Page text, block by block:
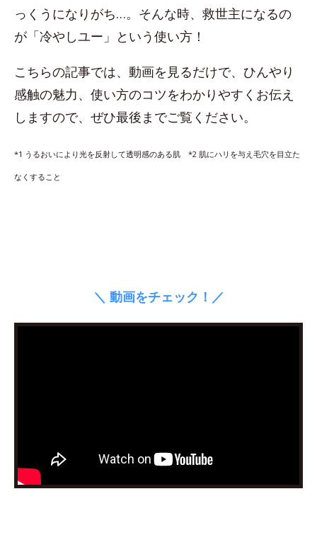
っくうになりがち…。そんな時、救世主になるの
が「冷やしユー」という使い方！
こちらの記事では、動画を見るだけで、ひんやり
感触の魅力、使い方のコツをわかりやすくお伝え
しますので、ぜひ最後までご覧ください。
*1 うるおいにより光を反射して透明感のある肌 *2 肌にハリを与え毛穴を目立た
なくすること
＼ 動画をチェック！／